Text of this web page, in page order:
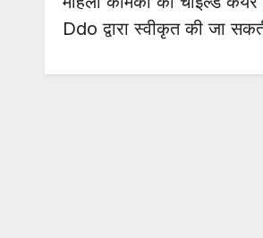
Ddo द्वारा स्वीकृत की जा